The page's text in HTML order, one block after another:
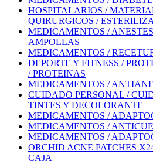
HOSPITALARIOS /
QUIRURGICOS /
MEDICAMENTOS /
AMPOLLAS
MEDICAMENTOS /
DEPORTE Y FITNESS /
/ PROTEINAS
MEDICAMENTOS /
CUIDADO PERSONAL /
TINTES Y DECOLORANTE
MEDICAMENTOS /
MEDICAMENTOS /
MEDICAMENTOS /
ORCHID ACNE PATCHES
CAJA